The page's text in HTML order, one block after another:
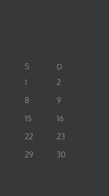
S
D
1
2
8
9
15
16
22
23
29
30